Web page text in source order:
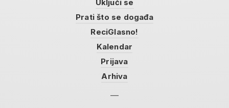
Uključi se
Prati što se događa
ReciGlasno!
Kalendar
Prijava
Arhiva